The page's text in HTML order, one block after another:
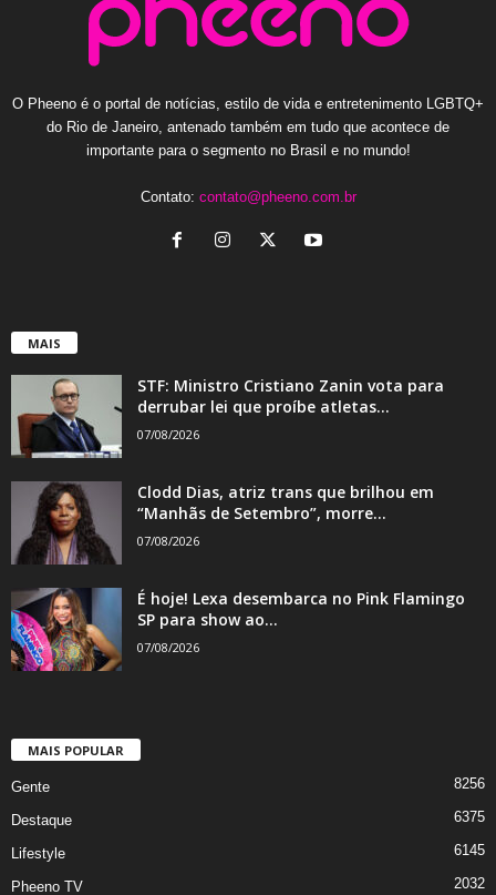
O Pheeno é o portal de notícias, estilo de vida e entretenimento LGBTQ+
do Rio de Janeiro, antenado também em tudo que acontece de
importante para o segmento no Brasil e no mundo!
Contato: contato@pheeno.com.br
MAIS
STF: Ministro Cristiano Zanin vota para
derrubar lei que proíbe atletas...
07/08/2026
Clodd Dias, atriz trans que brilhou em
“Manhãs de Setembro”, morre...
07/08/2026
É hoje! Lexa desembarca no Pink Flamingo
SP para show ao...
07/08/2026
MAIS POPULAR
Gente 8256
Destaque 6375
Lifestyle 6145
Pheeno TV 2032